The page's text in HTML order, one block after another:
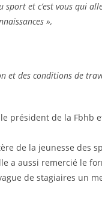
et c’est vous qui
»,
et des conditions de
président de la Fbhb
de la jeunesse des
a aussi remercié le
de stagiaires un